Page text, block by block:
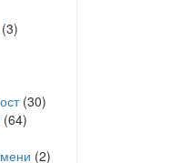
(30)
(64)
(2)